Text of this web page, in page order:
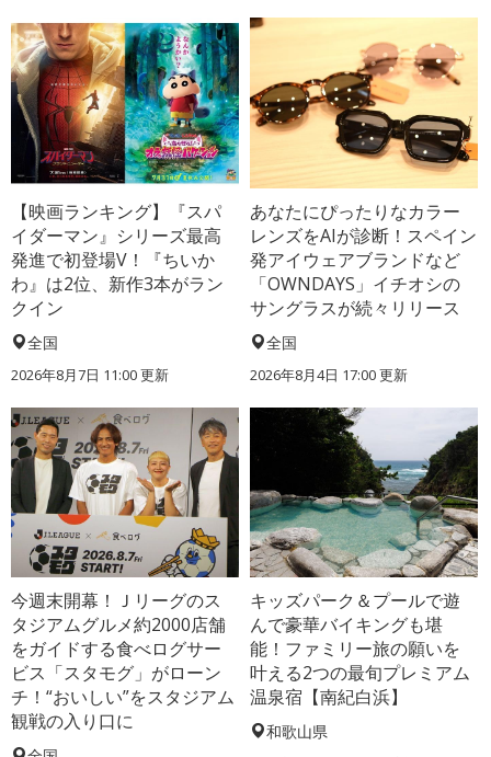
【映画ランキング】『スパ
イダーマン』シリーズ最高
発進で初登場V！『ちいか
わ』は2位、新作3本がラン
クイン
全国
2026年8月7日 11:00更新
あなたにぴったりなカラー
レンズをAIが診断！スペイン
発アイウェアブランドなど
「OWNDAYS」イチオシの
サングラスが続々リリース
全国
2026年8月4日 17:00更新
今週末開幕！Ｊリーグのス
タジアムグルメ約2000店舗
をガイドする食べログサー
ビス「スタモグ」がローン
チ！“おいしい”をスタジアム
観戦の入り口に
キッズパーク＆プールで遊
んで豪華バイキングも堪
能！ファミリー旅の願いを
叶える2つの最旬プレミアム
温泉宿【南紀白浜】
和歌山県